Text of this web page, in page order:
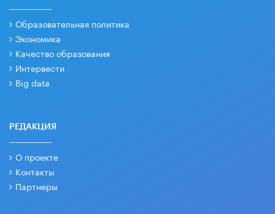
Образовательная политика
Экономика
Качество образования
Интервести
Big data
РЕДАКЦИЯ
О проекте
Контакты
Партнеры